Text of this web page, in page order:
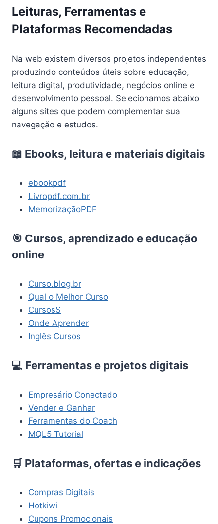
Leituras, Ferramentas e
Plataformas Recomendadas
Na web existem diversos projetos independentes
produzindo conteúdos úteis sobre educação,
leitura digital, produtividade, negócios online e
desenvolvimento pessoal. Selecionamos abaixo
alguns sites que podem complementar sua
navegação e estudos.
📖 Ebooks, leitura e materiais digitais
ebookpdf
Livropdf.com.br
MemorizaçãoPDF
🎯 Cursos, aprendizado e educação
online
Curso.blog.br
Qual o Melhor Curso
CursosS
Onde Aprender
Inglês Cursos
💻 Ferramentas e projetos digitais
Empresário Conectado
Vender e Ganhar
Ferramentas do Coach
MQL5 Tutorial
🛒 Plataformas, ofertas e indicações
Compras Digitais
Hotkiwi
Cupons Promocionais